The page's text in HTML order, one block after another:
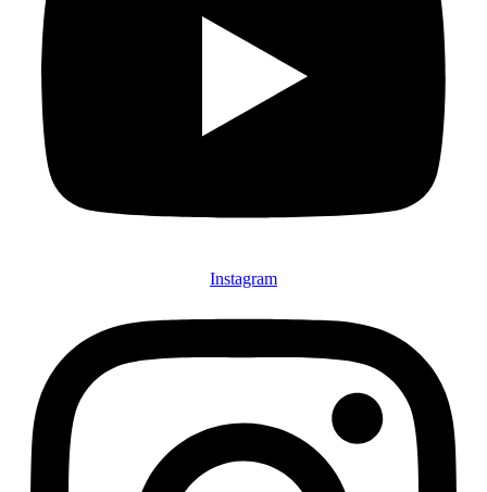
Instagram